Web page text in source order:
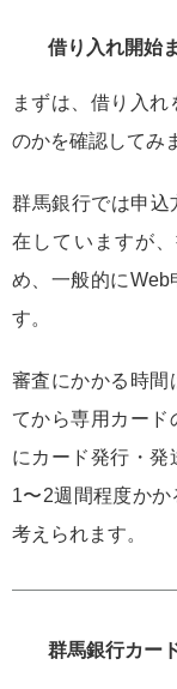
借り入れ開始
まずは、借り入
のかを確認してみ
群馬銀行では申込
在していますが
め、一般的にWeb
す。
審査にかかる時間
てから専用カー
にカード発行・発
1〜2週間程度か
考えられます。
群馬銀行カー